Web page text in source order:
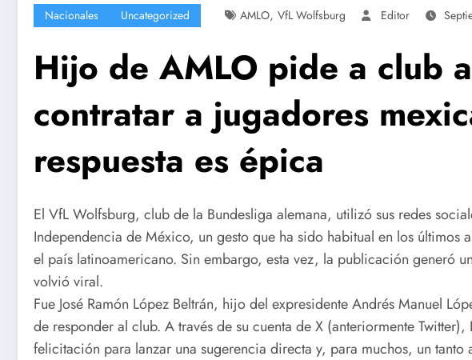
Nacionales Uncategorized AMLO, VfL Wolfsburg Editor
Hijo de AMLO pide a club
contratar a jugadores
respuesta es épica
El VfL Wolfsburg, club de la Bundesliga alemana, utilizó sus redes
Independencia de México, un gesto que ha sido habitual en los últimos
el país latinoamericano. Sin embargo, esta vez, la publicación generó
volvió viral.
Fue José Ramón López Beltrán, hijo del expresidente Andrés Manuel
de responder al club. A través de su cuenta de X (anteriormente
felicitación para lanzar una sugerencia directa y, para muchos, un tanto